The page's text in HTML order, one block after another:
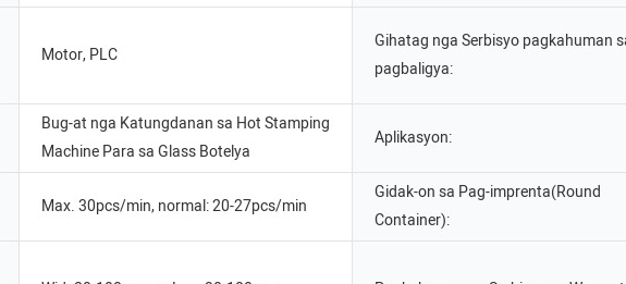
Motor, PLC
Gihatag nga Serbisyo pagkahuman
pagbaligya:
Bug-at nga Katungdanan sa Hot Stamping
Machine Para sa Glass Botelya
Aplikasyon:
Max. 30pcs/min, normal: 20-27pcs/min
Gidak-on sa Pag-imprenta(Round
Container):